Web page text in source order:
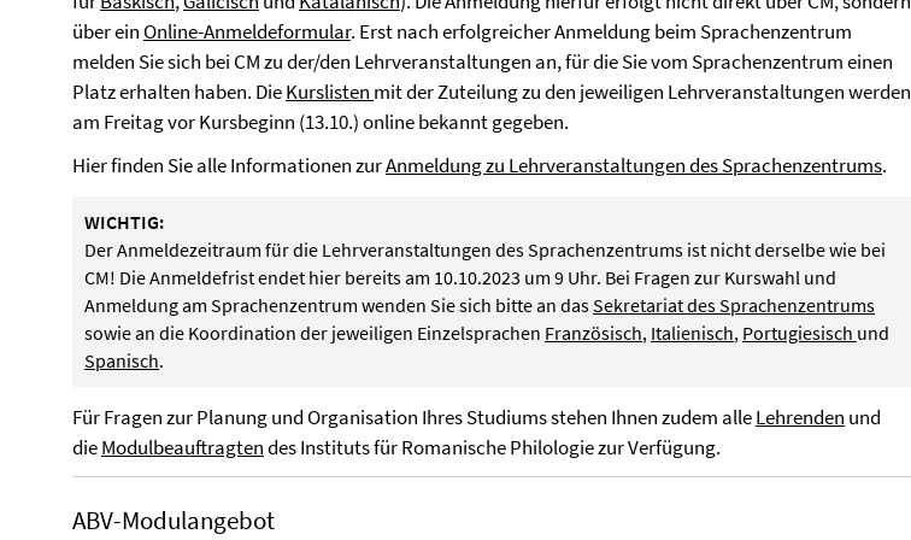
über ein Online-Anmeldeformular. Erst nach erfolgreicher Anmeldung beim Sprachenzentrum
melden Sie sich bei CM zu der/den Lehrveranstaltungen an, für die Sie vom Sprachenzentrum einen
Platz erhalten haben. DieKurslisten mit der Zuteilung zu den jeweiligen Lehrveranstaltungen werden
am Freitag vor Kursbeginn (13.10.) online bekannt gegeben.
Hier finden Sie alle Informationen zurAnmeldung zu Lehrveranstaltungen des Sprachenzentrums.
WICHTIG:
Der Anmeldezeitraum für die Lehrveranstaltungen des Sprachenzentrums ist nicht derselbe wie bei
CM! Die Anmeldefrist endet hier bereits am 10.10.2023 um 9 Uhr. Bei Fragen zur Kurswahl und
Anmeldung am Sprachenzentrum wenden Sie sich bitte an dasSekretariat des Sprachenzentrums
sowie an die Koordination der jeweiligen Einzelsprachen Französisch, Italienisch, Portugiesisch und
Spanisch.
Für Fragen zur Planung und Organisation Ihres Studiums stehen Ihnen zudem alleLehrenden und
dieModulbeauftragtendes Instituts für Romanische Philologie zur Verfügung.
ABV-Modulangebot